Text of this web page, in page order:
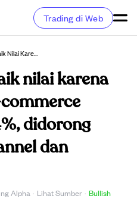
Trading di Web
REIT Ritel Fisik Naik Nilai Karena Pertumbuhan E-Commerce Mendatar Di 16,4%, Didorong Strategi Omnichannel Dan Layanan.
nilai karena
didorong
dan
Alpha · Lihat Sumber · Bullish